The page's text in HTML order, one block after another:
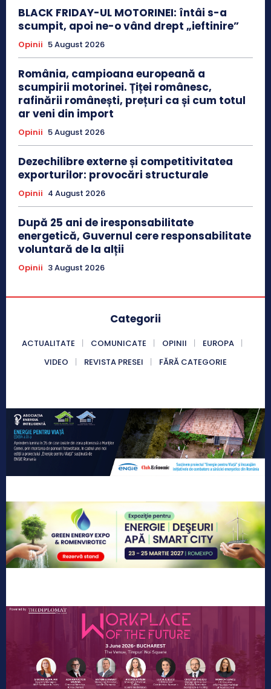
BLACK FRIDAY-UL MOTORINEI: întâi s-a
scumpit, apoi ne-o vând drept „ieftinire”
Opinii 5 August 2026
România, campioana europeană a
scumpirii motorinei. Țiței românesc,
rafinării românești, prețuri ca și cum totul
ar veni din import
Opinii 5 August 2026
Dezechilibre externe și competitivitatea
exporturilor: provocări structurale
Opinii 4 August 2026
După 25 ani de iresponsabilitate
energetică, Guvernul cere responsabilitate
voluntară de la alții
Opinii 3 August 2026
Categorii
ACTUALITATE COMUNICATE OPINII
EUROPA
VIDEO
REVISTA PRESEI FĂRĂ CATEGORIE